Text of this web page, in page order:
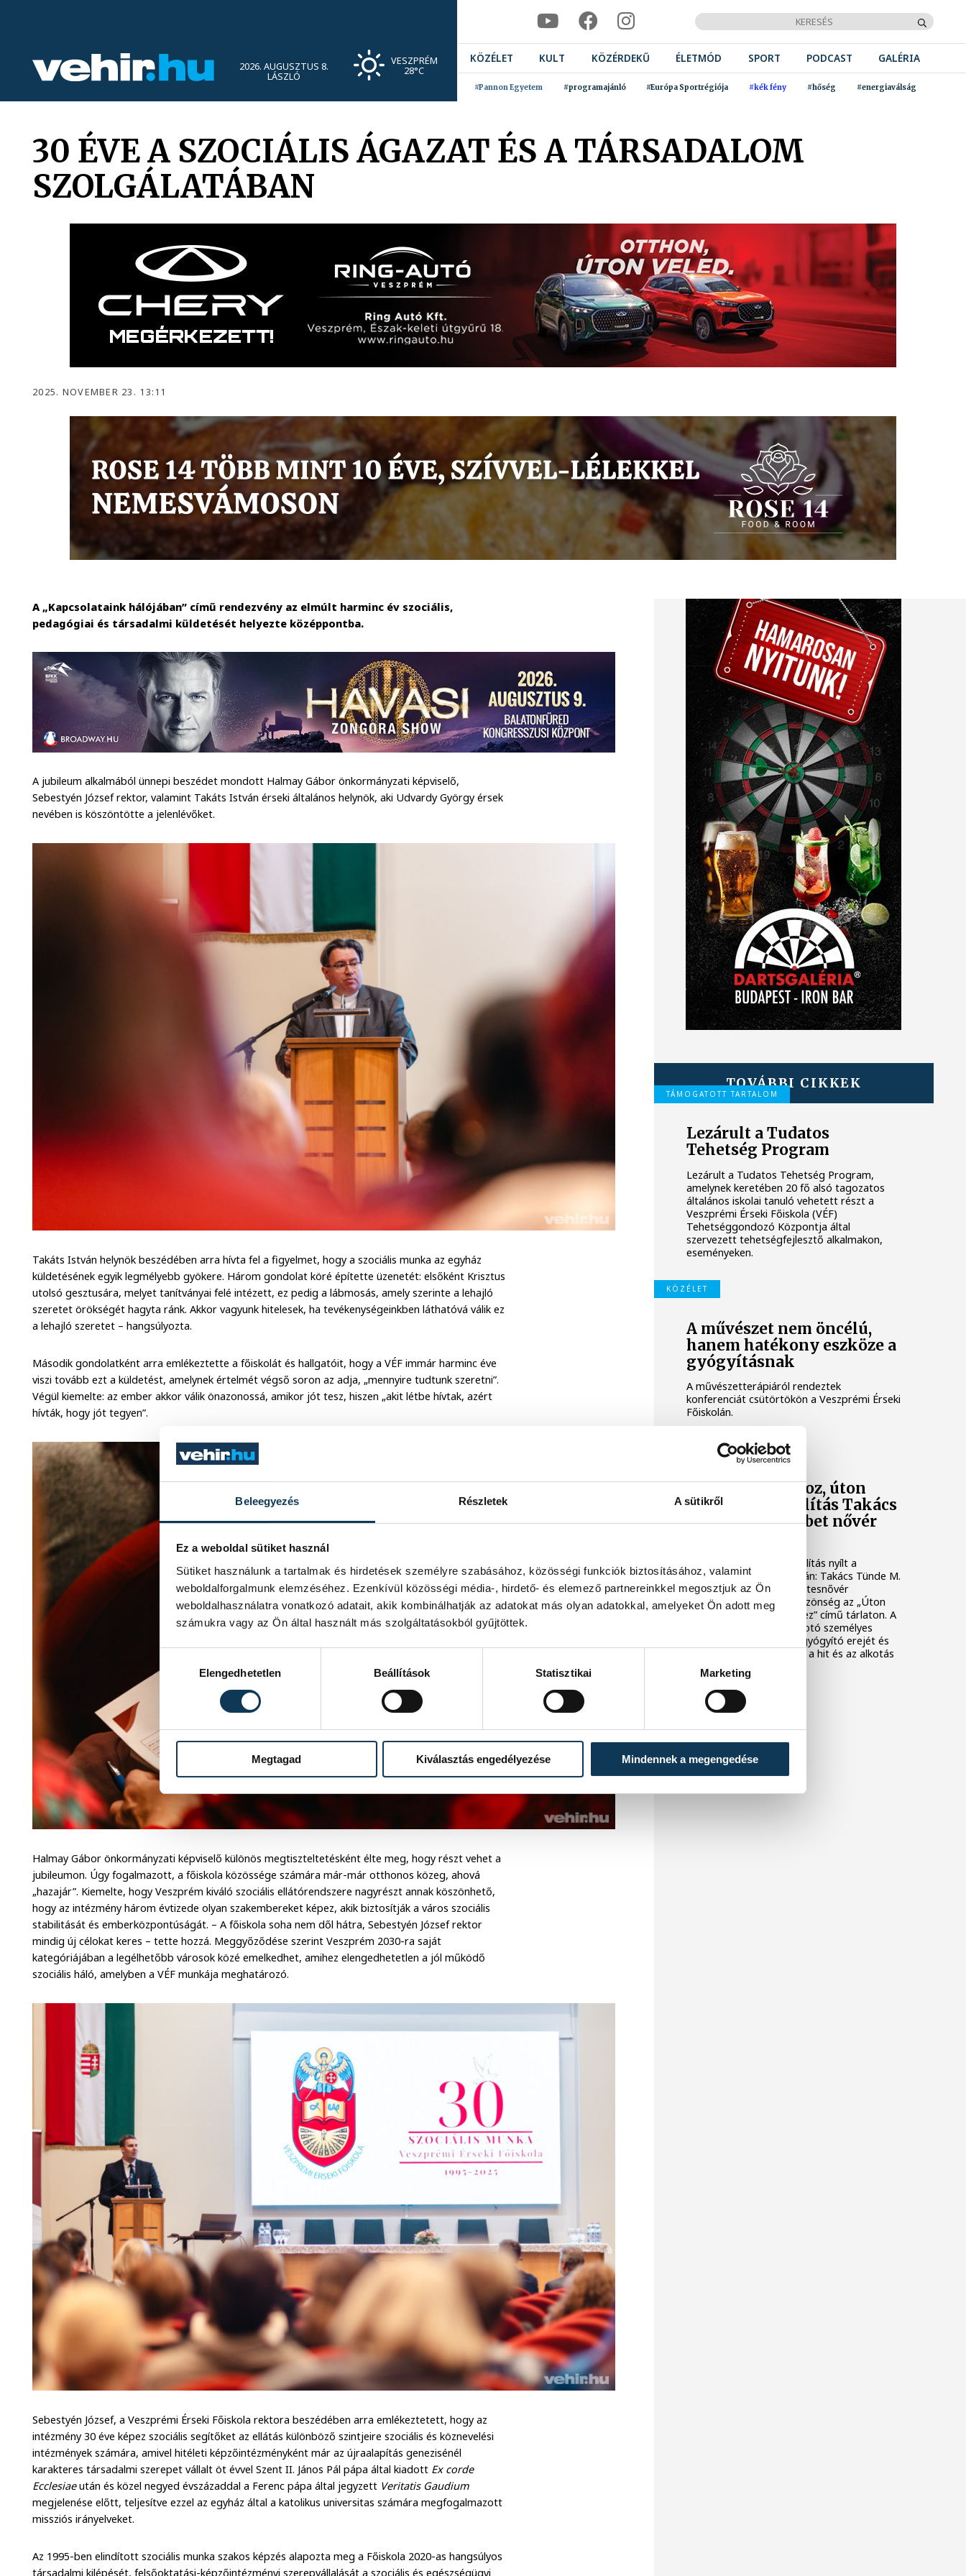
Beleegyezés Részletek A sütikről
Ez a weboldal sütiket használ
Sütiket használunk a tartalmak és hirdetések személyre szabásához, közösségi funkciók biztosításához, valamint
weboldalforgalmunk elemzéséhez. Ezenkívül közösségi média-, hirdető- és elemező partnereinkkel megosztjuk az Ön
weboldalhasználatra vonatkozó adatait, akik kombinálhatják az adatokat más olyan adatokkal, amelyeket Ön adott meg
számukra vagy az Ön által használt más szolgáltatásokból gyűjtöttek.
Elengedhetetlen
Beállítások Statisztikai Marketing
Megtagad Kiválasztás engedélyezése Mindennek a megengedése
2026. AUGUSZTUS 8.
LÁSZLÓ
VESZPRÉM
28°C
KÖZÉLET KULT KÖZÉRDEKŰ ÉLETMÓD SPORT PODCAST GALÉRIA
#Pannon Egyetem #programajánló #Európa Sportrégiója #kék fény #hőség #energiaválság
30 ÉVE A SZOCIÁLIS ÁGAZAT ÉS A TÁRSADALOM
SZOLGÁLATÁBAN
2025. NOVEMBER 23. 13:11
A „Kapcsolataink hálójában” című rendezvény az elmúlt harminc év szociális,
pedagógiai és társadalmi küldetését helyezte középpontba.
A jubileum alkalmából ünnepi beszédet mondott Halmay Gábor önkormányzati képviselő,
Sebestyén József rektor, valamint Takáts István érseki általános helynök, aki Udvardy György érsek
nevében is köszöntötte a jelenlévőket.
Takáts István helynök beszédében arra hívta fel a figyelmet, hogy a szociális munka az egyház
küldetésének egyik legmélyebb gyökere. Három gondolat köré építette üzenetét: elsőként Krisztus
utolsó gesztusára, melyet tanítványai felé intézett, ez pedig a lábmosás, amely szerinte a lehajló
szeretet örökségét hagyta ránk. Akkor vagyunk hitelesek, ha tevékenységeinkben láthatóvá válik ez
a lehajló szeretet – hangsúlyozta.
Második gondolatként arra emlékeztette a főiskolát és hallgatóit, hogy a VÉF immár harminc éve
viszi tovább ezt a küldetést, amelynek értelmét végső soron az adja, „mennyire tudtunk szeretni”.
Végül kiemelte: az ember akkor válik önazonossá, amikor jót tesz, hiszen „akit létbe hívtak, azért
hívták, hogy jót tegyen”.
Halmay Gábor önkormányzati képviselő különös megtiszteltetésként élte meg, hogy részt vehet a
jubileumon. Úgy fogalmazott, a főiskola közössége számára már-már otthonos közeg, ahová
„hazajár”. Kiemelte, hogy Veszprém kiváló szociális ellátórendszere nagyrészt annak köszönhető,
hogy az intézmény három évtizede olyan szakembereket képez, akik biztosítják a város szociális
stabilitását és emberközpontúságát. – A főiskola soha nem dől hátra, Sebestyén József rektor
mindig új célokat keres – tette hozzá. Meggyőződése szerint Veszprém 2030-ra saját
kategóriájában a legélhetőbb városok közé emelkedhet, amihez elengedhetetlen a jól működő
szociális háló, amelyben a VÉF munkája meghatározó.
Sebestyén József, a Veszprémi Érseki Főiskola rektora beszédében arra emlékeztetett, hogy az
intézmény 30 éve képez szociális segítőket az ellátás különböző szintjeire szociális és köznevelési
intézmények számára, amivel hitéleti képzőintézményként már az újraalapítás genezisénél
karakteres társadalmi szerepet vállalt öt évvel Szent II. János Pál pápa által kiadott Ex corde
Ecclesiaeután és közel negyed évszázaddal a Ferenc pápa által jegyzett Veritatis Gaudium
megjelenése előtt, teljesítve ezzel az egyház által a katolikus universitas számára megfogalmazott
missziós irányelveket.
Az 1995-ben elindított szociális munka szakos képzés alapozta meg a Főiskola 2020-as hangsúlyos
társadalmi kilépését, felsőoktatási-képzőintézményi szerepvállalását a szociális és egészségügyi
TOVÁBBI CIKKEK
TÁMOGATOTT TARTALOM
Lezárult a Tudatos
Tehetség Program
Lezárult a Tudatos Tehetség Program,
amelynek keretében 20 fő alsó tagozatos
általános iskolai tanuló vehetett részt a
Veszprémi Érseki Főiskola (VÉF)
Tehetséggondozó Központja által
szervezett tehetségfejlesztő alkalmakon,
eseményeken.
KÖZÉLET
A művészet nem öncélú,
hanem hatékony eszköze a
gyógyításnak
A művészetterápiáról rendeztek
konferenciát csütörtökön a Veszprémi Érseki
Főiskolán.
Úton magunkhoz, úton
Istenhez – kiállítás Takács
Tünde M. Erzsébet nővér
Különleges hangulatú kiállítás nyílt a
Veszprémi Érseki Főiskolán: Takács Tünde M.
Erzsébet ferences szerzetesnővér
festményeit láthatja a közönség az „Úton
magunkhoz, úton Istenhez” című tárlaton. A
kiállítás bemutatja az alkotó személyes
történetét, a művészet gyógyító erejét és
azt a belső utat, amelyet a hit és az alkotás
együtt rajzol ki.